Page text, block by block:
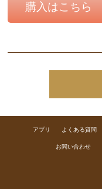
購入はこちら
アプリ よくある質問
お問い合わせ